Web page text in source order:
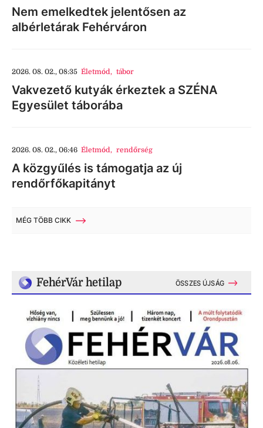
Nem emelkedtek jelentősen az
albérletárak Fehérváron
2026. 08. 02., 08:35 Életmód, tábor
Vakvezető kutyák érkeztek a SZÉNA
Egyesület táborába
2026. 08. 02., 06:46 Életmód, rendőrség
A közgyűlés is támogatja az új
rendőrfőkapitányt
MÉG TÖBB CIKK
FehérVár hetilap ÖSSZES ÚJSÁG